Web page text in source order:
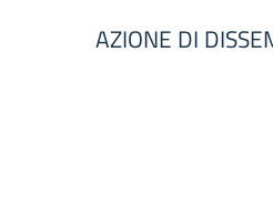
AZIONE DI